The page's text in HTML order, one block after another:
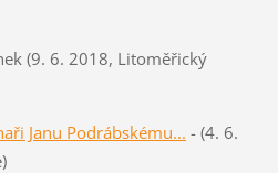
(9. 6. 2018, Litoměřický
Janu Podrábskému... - (4. 6.